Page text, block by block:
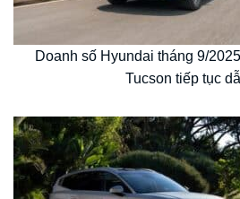
Doanh số Hyundai tháng 9/
Tucson tiếp tục